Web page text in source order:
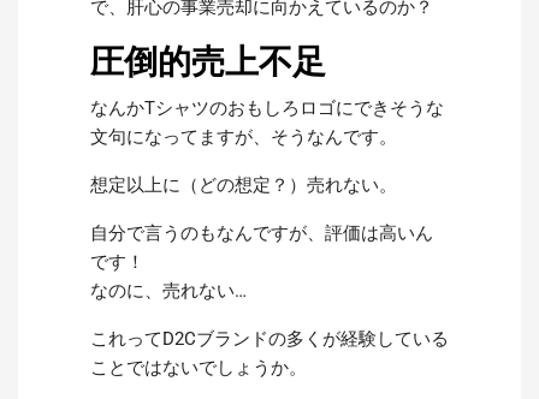
で、肝心の事業売却に向かえているのか？
圧倒的売上不足
なんかTシャツのおもしろロゴにできそうな
文句になってますが、そうなんです。
想定以上に（どの想定？）売れない。
自分で言うのもなんですが、評価は高いん
です！
なのに、売れない…
これってD2Cブランドの多くが経験している
ことではないでしょうか。